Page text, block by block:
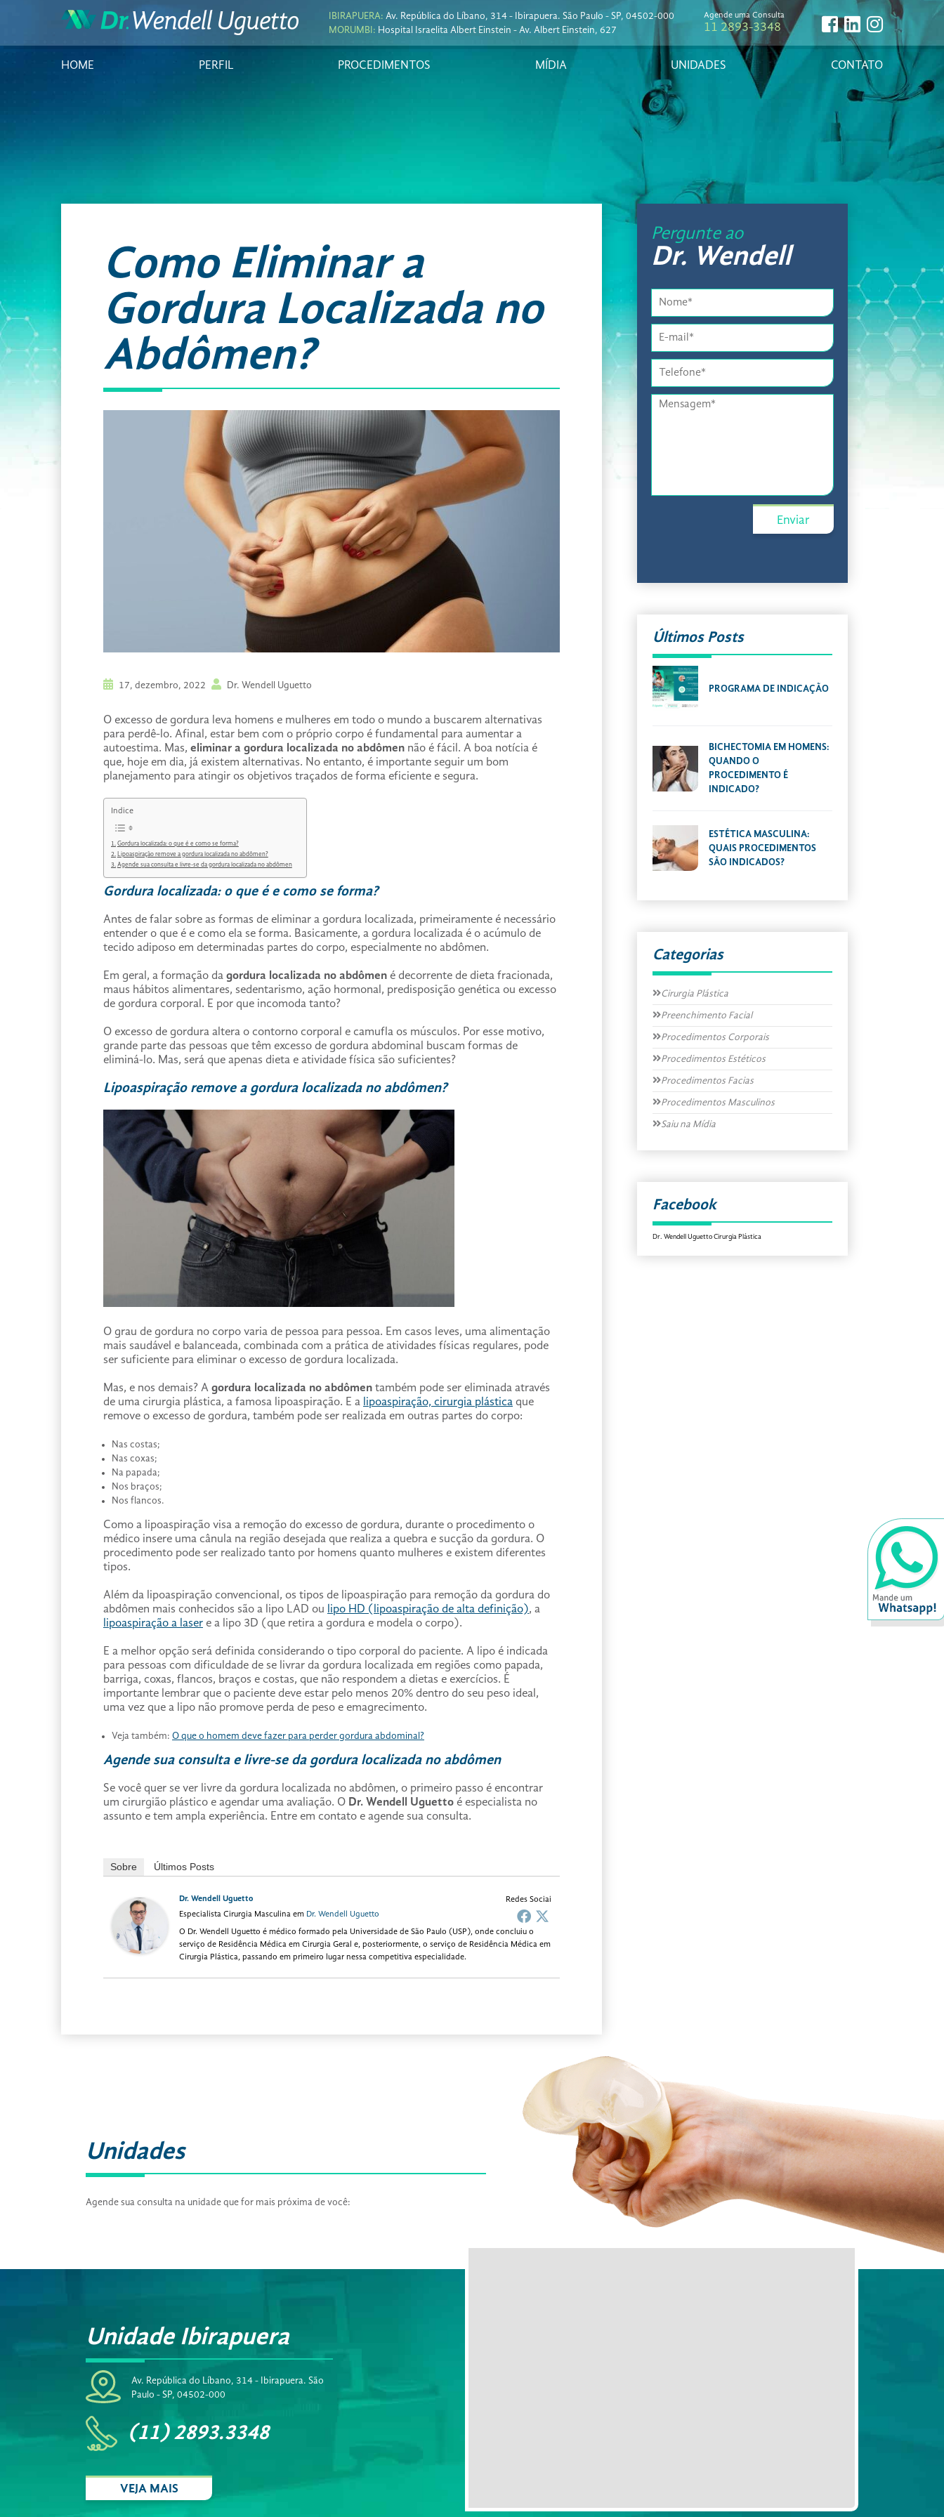
IBIRAPUERA: Av. República do Líbano, 314 - Ibirapuera. São Paulo - SP, 04502-000
MORUMBI: Hospital Israelita Albert Einstein - Av. Albert Einstein, 627
Agende uma Consulta
11 2893-3348
HOME PERFIL PROCEDIMENTOS MÍDIA UNIDADES CONTATO
Como Eliminar a
Gordura Localizada no
Abdômen?
17, dezembro, 2022 Dr. Wendell Uguetto
O excesso de gordura leva homens e mulheres em todo o mundo a buscarem alternativas
para perdê-lo. Afinal, estar bem com o próprio corpo é fundamental para aumentar a
autoestima. Mas, eliminar a gordura localizada no abdômen não é fácil. A boa notícia é
que, hoje em dia, já existem alternativas. No entanto, é importante seguir um bom
planejamento para atingir os objetivos traçados de forma eficiente e segura.
Indice
Gordura localizada: o que é e como se forma?
Lipoaspiração remove a gordura localizada no abdômen?
Agende sua consulta e livre-se da gordura localizada no abdômen
Gordura localizada: o que é e como se forma?
Antes de falar sobre as formas de eliminar a gordura localizada, primeiramente é necessário
entender o que é e como ela se forma. Basicamente, a gordura localizada é o acúmulo de
tecido adiposo em determinadas partes do corpo, especialmente no abdômen.
Em geral, a formação da gordura localizada no abdômen é decorrente de dieta fracionada,
maus hábitos alimentares, sedentarismo, ação hormonal, predisposição genética ou excesso
de gordura corporal. E por que incomoda tanto?
O excesso de gordura altera o contorno corporal e camufla os músculos. Por esse motivo,
grande parte das pessoas que têm excesso de gordura abdominal buscam formas de
eliminá-lo. Mas, será que apenas dieta e atividade física são suficientes?
Lipoaspiração remove a gordura localizada no abdômen?
O grau de gordura no corpo varia de pessoa para pessoa. Em casos leves, uma alimentação
mais saudável e balanceada, combinada com a prática de atividades físicas regulares, pode
ser suficiente para eliminar o excesso de gordura localizada.
Mas, e nos demais? A gordura localizada no abdômen também pode ser eliminada através
de uma cirurgia plástica, a famosa lipoaspiração. E a lipoaspiração, cirurgia plástica que
remove o excesso de gordura, também pode ser realizada em outras partes do corpo:
Nas costas;
Nas coxas;
Na papada;
Nos braços;
Nos flancos.
Como a lipoaspiração visa a remoção do excesso de gordura, durante o procedimento o
médico insere uma cânula na região desejada que realiza a quebra e sucção da gordura. O
procedimento pode ser realizado tanto por homens quanto mulheres e existem diferentes
tipos.
Além da lipoaspiração convencional, os tipos de lipoaspiração para remoção da gordura do
abdômen mais conhecidos são a lipo LAD ou lipo HD (lipoaspiração de alta definição), a
lipoaspiração a laser e a lipo 3D (que retira a gordura e modela o corpo).
E a melhor opção será definida considerando o tipo corporal do paciente. A lipo é indicada
para pessoas com dificuldade de se livrar da gordura localizada em regiões como papada,
barriga, coxas, flancos, braços e costas, que não respondem a dietas e exercícios. É
importante lembrar que o paciente deve estar pelo menos 20% dentro do seu peso ideal,
uma vez que a lipo não promove perda de peso e emagrecimento.
Veja também: O que o homem deve fazer para perder gordura abdominal?
Agende sua consulta e livre-se da gordura localizada no abdômen
Se você quer se ver livre da gordura localizada no abdômen, o primeiro passo é encontrar
um cirurgião plástico e agendar uma avaliação. O Dr. Wendell Uguetto é especialista no
assunto e tem ampla experiência. Entre em contato e agende sua consulta.
Sobre Últimos Posts
Redes Sociai
Dr. Wendell Uguetto
Especialista Cirurgia Masculina em Dr. Wendell Uguetto
O Dr. Wendell Uguetto é médico formado pela Universidade de São Paulo (USP), onde concluiu o
serviço de Residência Médica em Cirurgia Geral e, posteriormente, o serviço de Residência Médica em
Cirurgia Plástica, passando em primeiro lugar nessa competitiva especialidade.
Pergunte ao
Dr. Wendell
Últimos Posts
PROGRAMA DE INDICAÇÃO
BICHECTOMIA EM HOMENS:
QUANDO O
PROCEDIMENTO É
INDICADO?
ESTÉTICA MASCULINA:
QUAIS PROCEDIMENTOS
SÃO INDICADOS?
Categorias
Cirurgia Plástica
Preenchimento Facial
Procedimentos Corporais
Procedimentos Estéticos
Procedimentos Facias
Procedimentos Masculinos
Saiu na Mídia
Facebook
Dr. Wendell Uguetto Cirurgia Plástica
Unidades
Agende sua consulta na unidade que for mais próxima de você:
Unidade Ibirapuera
Av. República do Líbano, 314 - Ibirapuera. São
Paulo - SP, 04502-000
(11) 2893.3348
VEJA MAIS